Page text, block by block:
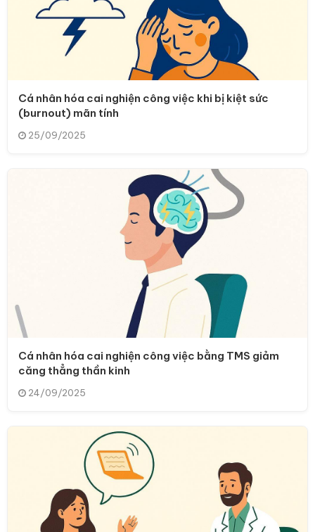
Cá nhân hóa cai nghiện công việc khi bị kiệt sức
(burnout) mãn tính
25/09/2025
Cá nhân hóa cai nghiện công việc bằng TMS giảm
căng thẳng thần kinh
24/09/2025